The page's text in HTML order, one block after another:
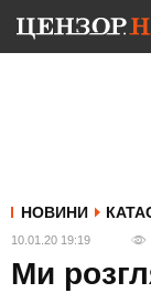
НОВИНИ
10.01.20 19:19
Ми